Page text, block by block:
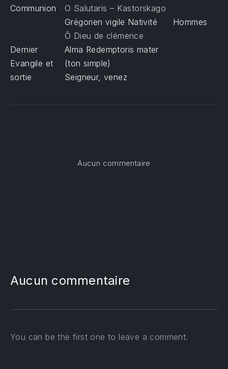
Communion
O Salutaris – Kastorskago
Grégorien vigile Nativité
Hommes
Ô Dieu de clémence
Dernier
Evangile et
sortie
Alma Redemptoris mater
(ton simple)
Seigneur, venez
Aucun commentaire
Aucun commentaire
You can be the first one to leave a comment.